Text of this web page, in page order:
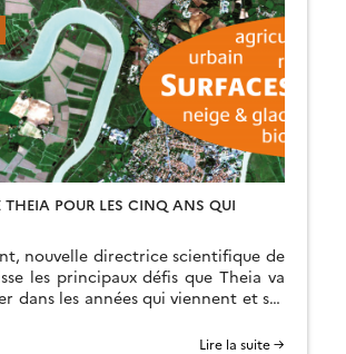
THEIA POUR LES CINQ ANS QUI
nouvelle directrice scientifique de
les principaux défis que Theia va
dans les années qui viennent et ses
Lire la suite →